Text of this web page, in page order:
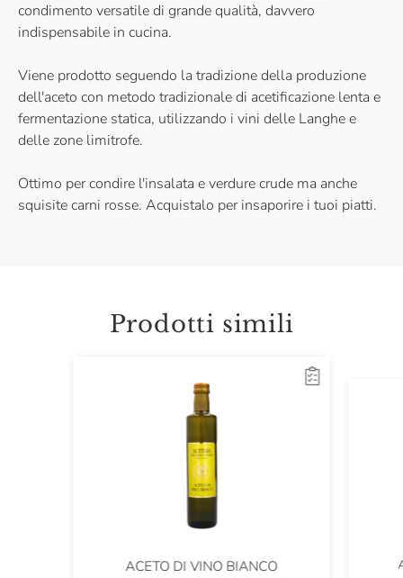
condimento versatile di grande qualità, davvero
indispensabile in cucina.
Viene prodotto seguendo la tradizione della produzione
dell'aceto con metodo tradizionale di acetificazione lenta e
fermentazione statica, utilizzando i vini delle Langhe e
delle zone limitrofe.
Ottimo per condire l'insalata e verdure crude ma anche
squisite carni rosse. Acquistalo per insaporire i tuoi piatti.
Prodotti simili
ACETO DI VINO BIANCO